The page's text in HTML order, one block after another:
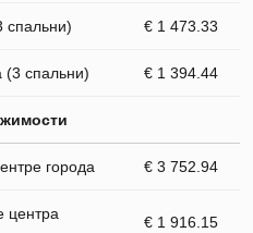
спальни) € 1 473.33
(3 спальни) € 1 394.44
города € 3 752.94
центра
€ 1 916.15